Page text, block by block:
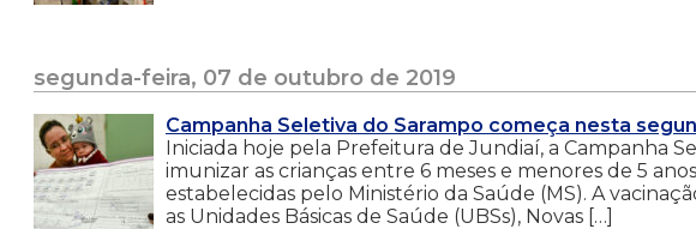
segunda-feira, 07 de outubro de 2019
Campanha Seletiva do Sarampo começa nesta
Iniciada hoje pela Prefeitura de Jundiaí, a Campanha
imunizar as crianças entre 6 meses e menores de 5
estabelecidas pelo Ministério da Saúde (MS). A
as Unidades Básicas de Saúde (UBSs), Novas […]